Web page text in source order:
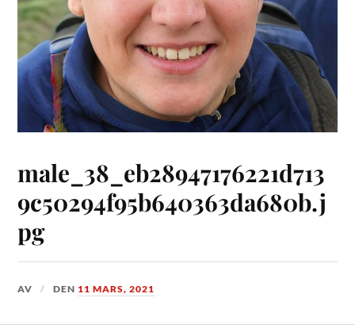
male_38_eb28947176221d713
9c50294f95b640363da680b.j
pg
AV DEN 11 MARS, 2021